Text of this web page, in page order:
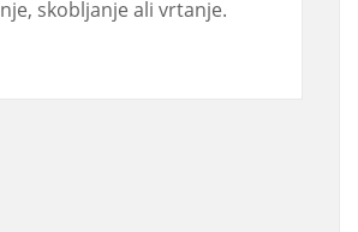
skobljanje ali vrtanje.